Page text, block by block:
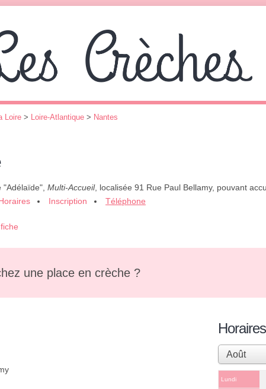
Loire > Loire-Atlantique > Nantes
Multi-Accueil, localisée 91 Rue Paul Bellamy, pouvant
Inscription Téléphone
une place en crèche ?
Horaires
Lundi